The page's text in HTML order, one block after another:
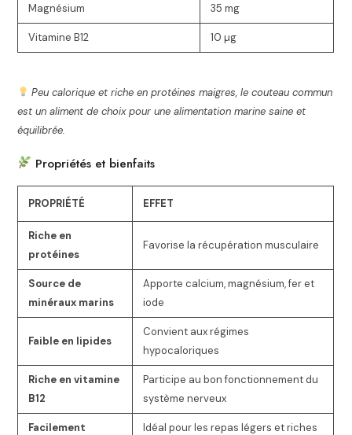
Magnésium 35 mg
Vitamine B12 10 µg
Peu calorique et riche en protéines maigres, le couteau commun
est un aliment de choix pour une alimentation marine saine et
équilibrée.
Propriétés et bienfaits
PROPRIÉTÉ EFFET
Riche en
protéines
Favorise la récupération musculaire
Source de
minéraux marins
Apporte calcium, magnésium, fer et
iode
Faible en lipides
Convient aux régimes
hypocaloriques
Riche en vitamine
B12
Participe au bon fonctionnement du
système nerveux
Facilement
Idéal pour les repas légers et riches